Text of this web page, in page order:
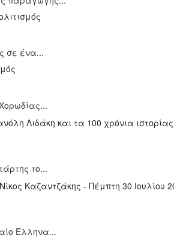
σε ένα...
το...
Έλληνα...